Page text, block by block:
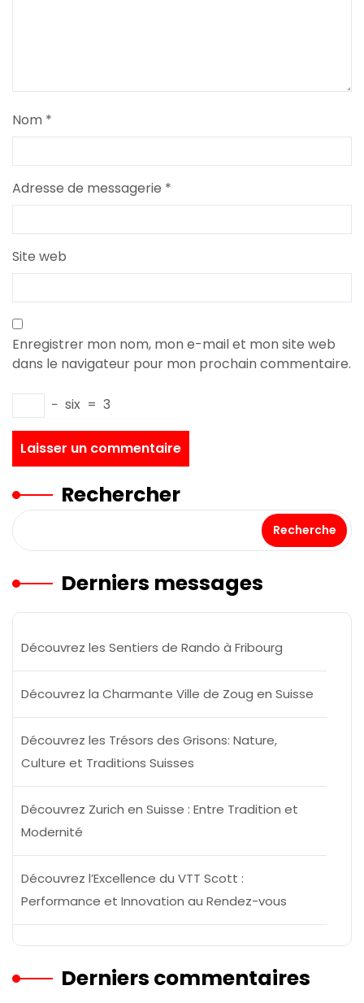
Nom *
Adresse de messagerie *
Site web
Enregistrer mon nom, mon e-mail et mon site web
dans le navigateur pour mon prochain commentaire.
− six = 3
Rechercher
Recherche
Derniers messages
Découvrez les Sentiers de Rando à Fribourg
Découvrez la Charmante Ville de Zoug en Suisse
Découvrez les Trésors des Grisons: Nature,
Culture et Traditions Suisses
Découvrez Zurich en Suisse : Entre Tradition et
Modernité
Découvrez l’Excellence du VTT Scott :
Performance et Innovation au Rendez-vous
Derniers commentaires